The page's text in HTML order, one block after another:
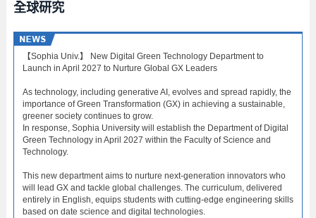
全球研究
【Sophia Univ.】 New Digital Green Technology Department to
Launch in April 2027 to Nurture Global GX Leaders
As technology, including generative AI, evolves and spread rapidly, the
importance of Green Transformation (GX) in achieving a sustainable,
greener society continues to grow.
In response, Sophia University will establish the Department of Digital
Green Technology in April 2027 within the Faculty of Science and
Technology.
This new department aims to nurture next-generation innovators who
will lead GX and tackle global challenges. The curriculum, delivered
entirely in English, equips students with cutting-edge engineering skills
based on date science and digital technologies.